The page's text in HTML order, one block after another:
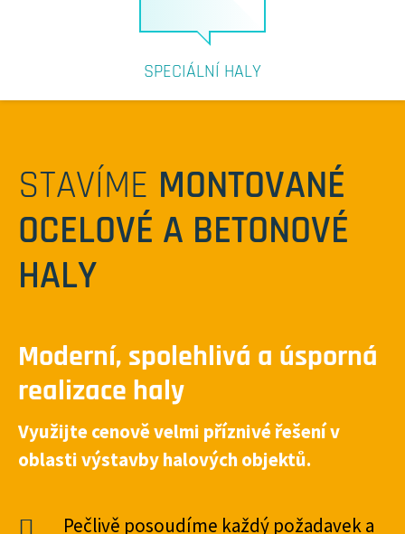
SPECIÁLNÍ HALY
STAVÍME MONTOVANÉ
OCELOVÉ A BETONOVÉ
HALY
Moderní, spolehlivá a úsporná
realizace haly
Využijte cenově velmi příznivé řešení v
oblasti výstavby halových objektů.
Pečlivě posoudíme každý požadavek a